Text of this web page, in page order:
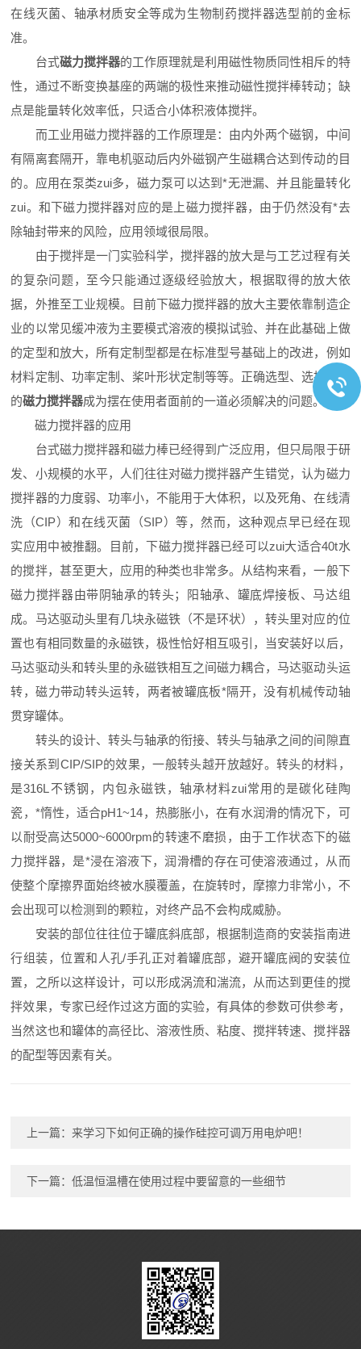
在线灭菌、轴承材质安全等成为生物制药搅拌器选型前的金标
准。
台式磁力搅拌器的工作原理就是利用磁性物质同性相斥的特
性，通过不断变换基座的两端的极性来推动磁性搅拌棒转动；缺
点是能量转化效率低，只适合小体积液体搅拌。
而工业用磁力搅拌器的工作原理是：由内外两个磁钢，中间
有隔离套隔开，靠电机驱动后内外磁钢产生磁耦合达到传动的目
的。应用在泵类zui多，磁力泵可以达到*无泄漏、并且能量转化
zui。和下磁力搅拌器对应的是上磁力搅拌器，由于仍然没有*去
除轴封带来的风险，应用领域很局限。
由于搅拌是一门实验科学，搅拌器的放大是与工艺过程有关
的复杂问题，至今只能通过逐级经验放大，根据取得的放大依
据，外推至工业规模。目前下磁力搅拌器的放大主要依靠制造企
业的以常见缓冲液为主要模式溶液的模拟试验、并在此基础上做
的定型和放大，所有定制型都是在标准型号基础上的改进，例如
材料定制、功率定制、桨叶形状定制等等。正确选型、选择合适
的磁力搅拌器成为摆在使用者面前的一道必须解决的问题。
磁力搅拌器的应用
台式磁力搅拌器和磁力棒已经得到广泛应用，但只局限于研
发、小规模的水平，人们往往对磁力搅拌器产生错觉，认为磁力
搅拌器的力度弱、功率小，不能用于大体积，以及死角、在线清
洗（CIP）和在线灭菌（SIP）等，然而，这种观点早已经在现
实应用中被推翻。目前，下磁力搅拌器已经可以zui大适合40t水
的搅拌，甚至更大，应用的种类也非常多。从结构来看，一般下
磁力搅拌器由带阴轴承的转头；阳轴承、罐底焊接板、马达组
成。马达驱动头里有几块永磁铁（不是环状），转头里对应的位
置也有相同数量的永磁铁，极性恰好相互吸引，当安装好以后，
马达驱动头和转头里的永磁铁相互之间磁力耦合，马达驱动头运
转，磁力带动转头运转，两者被罐底板*隔开，没有机械传动轴
贯穿罐体。
转头的设计、转头与轴承的衔接、转头与轴承之间的间隙直
接关系到CIP/SIP的效果，一般转头越开放越好。转头的材料，
是316L不锈钢，内包永磁铁，轴承材料zui常用的是碳化硅陶
瓷，*惰性，适合pH1~14，热膨胀小，在有水润滑的情况下，可
以耐受高达5000~6000rpm的转速不磨损，由于工作状态下的磁
力搅拌器，是*浸在溶液下，润滑槽的存在可使溶液通过，从而
使整个摩擦界面始终被水膜覆盖，在旋转时，摩擦力非常小，不
会出现可以检测到的颗粒，对终产品不会构成威胁。
安装的部位往往位于罐底斜底部，根据制造商的安装指南进
行组装，位置和人孔/手孔正对着罐底部，避开罐底阀的安装位
置，之所以这样设计，可以形成涡流和湍流，从而达到更佳的搅
拌效果，专家已经作过这方面的实验，有具体的参数可供参考，
当然这也和罐体的高径比、溶液性质、粘度、搅拌转速、搅拌器
的配型等因素有关。
上一篇：来学习下如何正确的操作硅控可调万用电炉吧！
下一篇：低温恒温槽在使用过程中要留意的一些细节